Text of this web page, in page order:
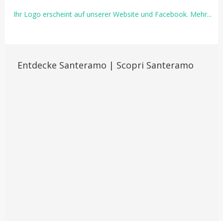
Ihr Logo erscheint auf unserer Website und Facebook. Mehr...
Entdecke Santeramo | Scopri Santeramo